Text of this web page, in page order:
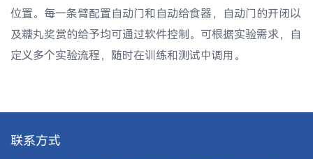
位置。每一条臂配置自动门和自动给食器，自动门的开闭以
及糖丸奖赏的给予均可通过软件控制。可根据实验需求，自
定义多个实验流程，随时在训练和测试中调用。
联系方式